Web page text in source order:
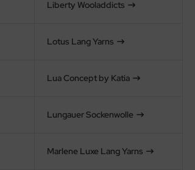
Liberty Wooladdicts
Lotus Lang Yarns
Lua Concept by Katia
Lungauer Sockenwolle
Marlene Luxe Lang Yarns